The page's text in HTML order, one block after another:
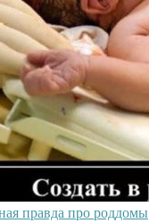
правда про роддомы